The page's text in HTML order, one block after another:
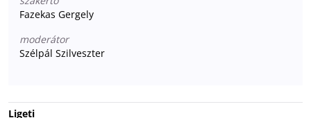
Fazekas Gergely
moderátor
Szélpál Szilveszter
Ligeti